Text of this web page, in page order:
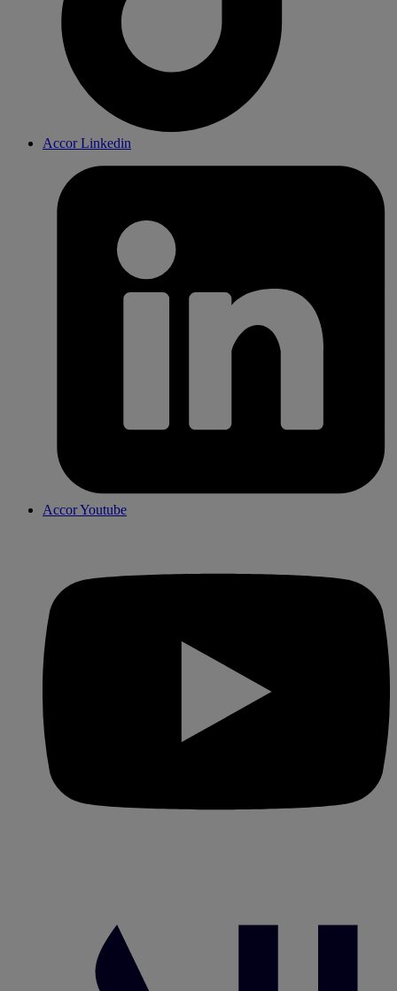
Accor Linkedin
Accor Youtube